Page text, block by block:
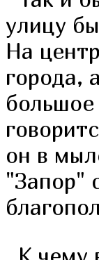
улицу
На
города,
он в
"Запор"